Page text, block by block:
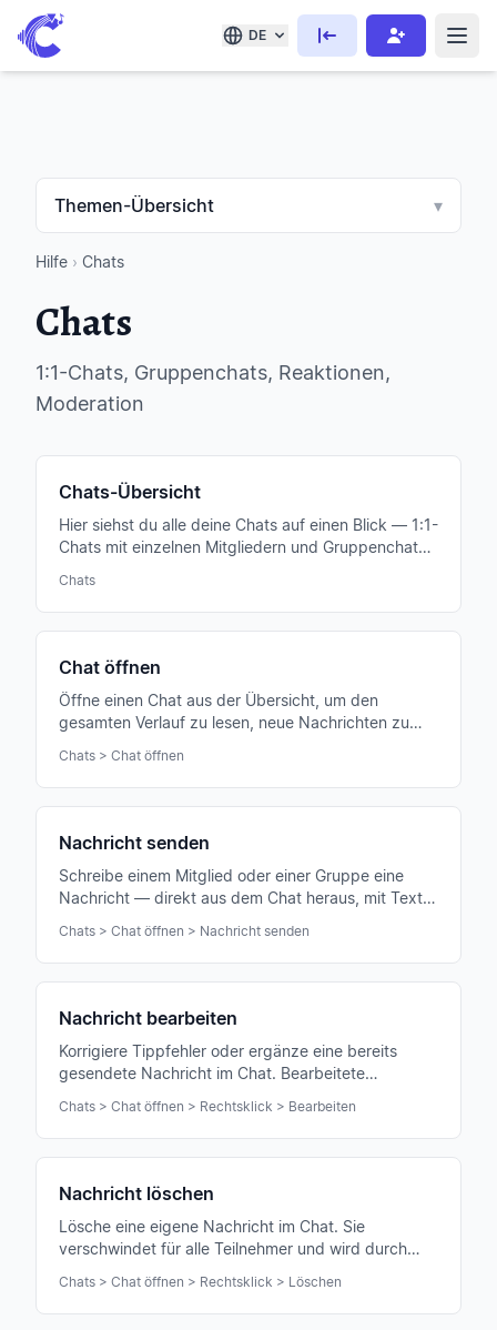
DE
Themen-Übersicht ▾
Hilfe › Chats
Chats
1:1-Chats, Gruppenchats, Reaktionen,
Moderation
Chats-Übersicht
Hier siehst du alle deine Chats auf einen Blick — 1:1-
Chats mit einzelnen Mitgliedern und Gruppenchats
Chats
Chat öffnen
Öffne einen Chat aus der Übersicht, um den
gesamten Verlauf zu lesen, neue Nachrichten zu
Chats > Chat öffnen
Nachricht senden
Schreibe einem Mitglied oder einer Gruppe eine
Nachricht — direkt aus dem Chat heraus, mit Text,
Benachrichtigung.
Chats > Chat öffnen > Nachricht senden
Nachricht bearbeiten
Korrigiere Tippfehler oder ergänze eine bereits
gesendete Nachricht im Chat. Bearbeitete
gekennzeichnet.
Chats > Chat öffnen > Rechtsklick > Bearbeiten
Nachricht löschen
Lösche eine eigene Nachricht im Chat. Sie
verschwindet für alle Teilnehmer und wird durch
Chats > Chat öffnen > Rechtsklick > Löschen